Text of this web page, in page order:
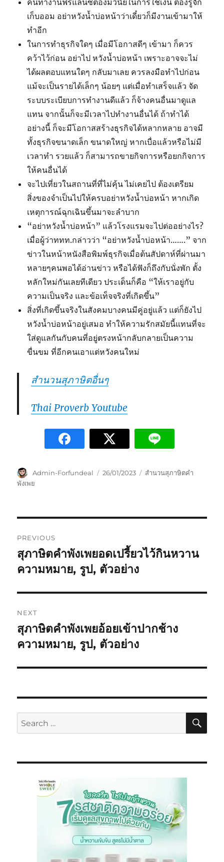
เก็บออม อย่าหวังน้ำบ่อหน้าว่าเดี๋ยวก็มีงานเข้ามาให้
ทำอีก
ในการทำธุรกิจใดๆ เมื่อมีโอกาสดีๆ เข้ามา ก็ควร
คว้าไว้ก่อน อย่าไป หวังน้ำบ่อหน้า เพราะอาจจะไม่
ได้ผลตอบแทนใดๆ กลับมาเลย ควรลงมือทำไปก่อน
แม้จะเป็นรายได้เล็กๆ น้อยๆ แต่เมื่อทำเสร็จแล้ว จัด
ระบบระเบียบการทำงานดีแล้ว ก็จ้างคนอื่นมาดูแล
แทน จากนั้นก็จะมีเวลาไปทำงานอื่นได้ ถ้าทำได้
อย่างนี้ ก็จะมีโอกาสสร้างธุรกิจได้หลากหลาย อาจมี
ทั้งธุรกิจขนาดเล็ก ขนาดใหญ่ หากเบื่อแล้วหรือไม่มี
เวลาทำ รวยแล้ว ก็สามารถขายกิจการหรือยกกิจการ
ให้คนอื่นได้
จะไปเที่ยวในสถานที่ที่ไม่คุ้น ไม่เคยไป ต้องเตรียม
สิ่งของจำเป็นไปให้ครบอย่าหวังน้ำบ่อหน้า หากเกิด
เหตุการณ์ฉุกเฉินขึ้นมาจะลำบาก
“อย่าหวังน้ำบ่อหน้า” แล้วโรงแรมจะไปต่ออย่างไร?
เมื่อผู้ว่าททท.กล่าวว่า “อย่าหวังน้ำบ่อหน้า…….” จาก
ข่าวในหน้าหนังสือพิมพ์ธุรกิจเมื่อต้นสัปดาห์ที่ผ่านมา
หลายๆคนพอได้อ่านข่าว หรือได้ฟังก็ถึงกับนั่งพัก ตั้ง
หลักใหม่กันเลยทีเดียว ประเด็นก็คือ “ให้เราอยู่กับ
ความเป็นจริง และข้อเท็จจริงที่เกิดขึ้น”
สิ่งที่เกิดขึ้นจริงในสังคมบางคนมีคู่อยู่แล้ว แต่ก็ยังไป
หวังน้ำบ่อหน้าอยู่เสมอ ทำให้ความรักสมัยนี้แทนที่จะ
ใส่ดูแลกันกับคนที่อยู่ตรงหน้ากลับกลายเป็นความ
ขื่นขม ที่อีกคนเอาแต่หวังคนใหม่
สำนวนสุภาษิตอื่นๆ
Thai Proverb Youtube
Admin-Forfundeal 26/01/2023
สำนวนสุภาษิตคำ
พังเพย
PREVIOUS
สุภาษิตคำพังเพยอดเปรี้ยวไว้กินหวาน
ความหมาย, รูป, ตัวอย่าง
NEXT
สุภาษิตคำพังเพยอ้อยเข้าปากช้าง
ความหมาย, รูป, ตัวอย่าง